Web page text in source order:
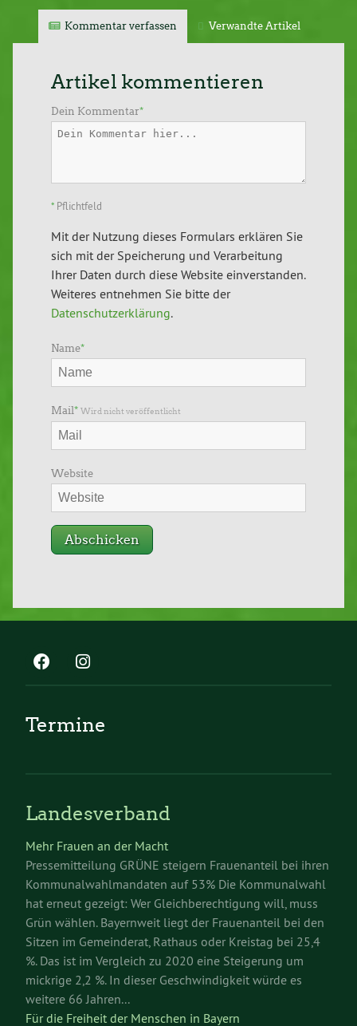
Kommentar verfassen Verwandte Artikel
Artikel kommentieren
Dein Kommentar*
* Pflichtfeld
Mit der Nutzung dieses Formulars erklären Sie
sich mit der Speicherung und Verarbeitung
Ihrer Daten durch diese Website einverstanden.
Weiteres entnehmen Sie bitte der
Datenschutzerklärung.
Name*
Mail* Wird nicht veröffentlicht
Website
Termine
Landesverband
Mehr Frauen an der Macht
Pressemitteilung GRÜNE steigern Frauenanteil bei ihren
Kommunalwahlmandaten auf 53% Die Kommunalwahl
hat erneut gezeigt: Wer Gleichberechtigung will, muss
Grün wählen. Bayernweit liegt der Frauenanteil bei den
Sitzen im Gemeinderat, Rathaus oder Kreistag bei 25,4
%. Das ist im Vergleich zu 2020 eine Steigerung um
mickrige 2,2 %. In dieser Geschwindigkeit würde es
weitere 66 Jahren...
Für die Freiheit der Menschen in Bayern